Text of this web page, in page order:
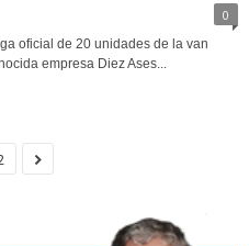
0
oficial de 20 unidades de la van
empresa Diez Ases...